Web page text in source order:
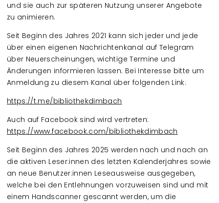
und sie auch zur späteren Nutzung unserer Angebote
zu animieren.
Seit Beginn des Jahres 2021 kann sich jeder und jede
über einen eigenen Nachrichtenkanal auf Telegram
über Neuerscheinungen, wichtige Termine und
Änderungen informieren lassen. Bei Interesse bitte um
Anmeldung zu diesem Kanal über folgenden Link:
https://t.me/bibliothekdimbach
Auch auf Facebook sind wird vertreten:
https://www.facebook.com/bibliothekdimbach
Seit Beginn des Jahres 2025 werden nach und nach an
die aktiven Leser:innen des letzten Kalenderjahres sowie
an neue Benutzer:innen Leseausweise ausgegeben,
welche bei den Entlehnungen vorzuweisen sind und mit
einem Handscanner gescannt werden, um die